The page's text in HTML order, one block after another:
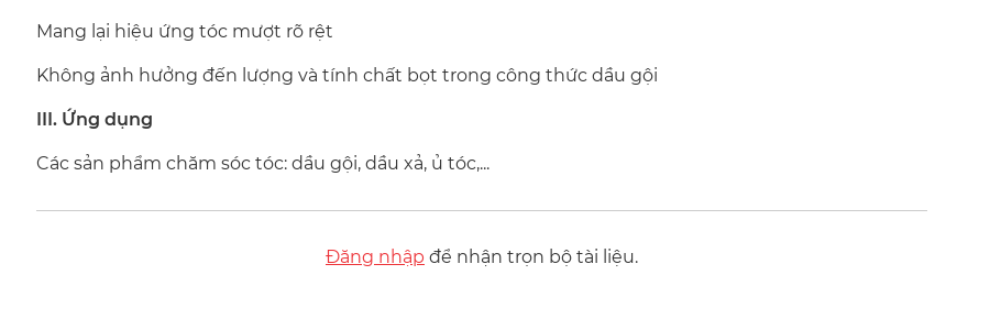
Mang lại hiệu ứng tóc mượt rõ rệt
Không ảnh hưởng đến lượng và tính chất bọt trong công thức dầu gội
III. Ứng dụng
Các sản phẩm chăm sóc tóc: dầu gội, dầu xả, ủ tóc,...
Đăng nhập để nhận trọn bộ tài liệu.